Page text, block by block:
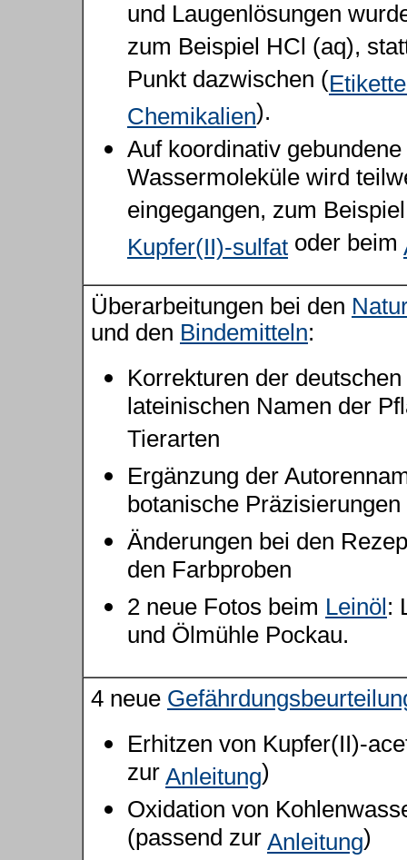
und Laugenlösungen
zum Beispiel HCl (aq),
Punkt dazwischen (
Chemikalien).
Auf koordinativ gebundene
Wassermoleküle wird
eingegangen, zum
Kupfer(II)-sulfat oder beim
Überarbeitungen bei den
und den Bindemitteln:
Korrekturen der deutschen
lateinischen Namen der
Tierarten
Ergänzung der
botanische Präzisierungen
Änderungen bei den
den Farbproben
2 neue Fotos beim Leinöl :
und Ölmühle Pockau.
4 neue
Erhitzen von Kupfer(II)-
zur Anleitung)
Oxidation von
(passend zur Anleitung)